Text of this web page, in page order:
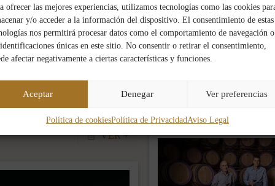
ofrecer las mejores experiencias, utilizamos tecnologías como las cookies
y/o acceder a la información del dispositivo. El consentimiento de estas
nos permitirá procesar datos como el comportamiento de navegación o
únicas en este sitio. No consentir o retirar el consentimiento,
afectar negativamente a ciertas características y funciones.
Aceptar Denegar Ver preferencias
Política de cookiesPolítica de PrivacidadAviso Legal
HISTORIA
Entre los barrancos y
Bodegas Ondarre ha
nueva manera de contar las
nuestra tradición siempre ha
par de semanas, Javier
de Salinas, nuestro enólogo,
la llegada del último
de uva de la que ya podemos
[…]
VER +